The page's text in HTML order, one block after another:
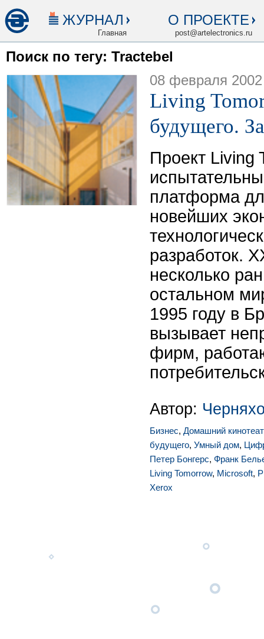
ЖУРНАЛ
Главная
О ПРОЕКТЕ
post@artelectronics.ru
Поиск по тегу: Tractebel
08 февраля 2002
Living
будущего.
Проект Living
платформа
новейших
разработок.
несколько
остальном
1995 году в
вызывает
фирм,
Автор:
Бизнес, Домашний
будущего, Умный дом,
Петер Бонгерс, Франк
Living Tomorrow, Microsoft,
Xerox